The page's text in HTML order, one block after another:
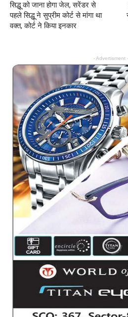
सिद्धू को जाना होगा जेल, सरेंडर से
पहले सिद्धू ने सुप्रीम कोर्ट से मांगा था
वक्त, कोर्ट ने किया इनकार
- Advertisment -